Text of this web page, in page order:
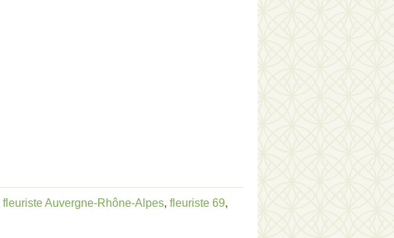
fleuriste Auvergne-Rhône-Alpes, fleuriste 69,